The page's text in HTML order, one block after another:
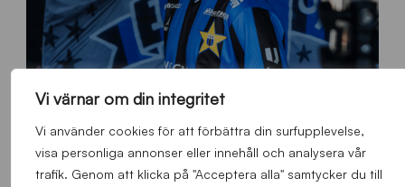
Vi värnar om din integritet
Vi använder cookies för att förbättra din surfupplevelse,
visa personliga annonser eller innehåll och analysera vår
trafik. Genom att klicka på "Acceptera alla" samtycker du till
Otso Liimatta klar för Sirius Fotboll
Allmänt,App,Herrlaget Fredag 7 Augusti 2026